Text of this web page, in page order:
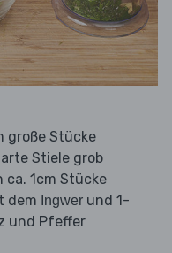
große Stücke
Stiele grob
ca. 1cm Stücke
dem Ingwer und 1-
und Pfeffer